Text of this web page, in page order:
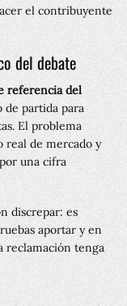
el contribuyente
del debate
referencia del
de partida para
El problema
real de mercado y
una cifra
discrepar: es
aportar y en
reclamación tenga